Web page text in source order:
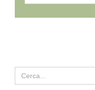
Search
for: